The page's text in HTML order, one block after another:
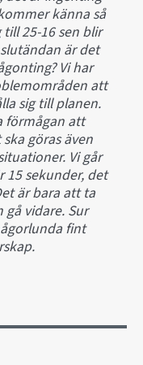
känna så
25-16 sen blir
är det
Vi har
att
sig till planen.
förmågan att
göras även
Vi går
15 sekunder, det
är bara att ta
vidare. Sur
fint